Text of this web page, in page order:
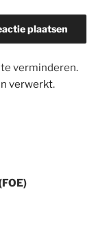
verminderen.
verwerkt.